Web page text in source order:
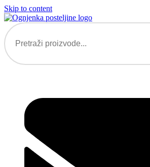
Skip to content